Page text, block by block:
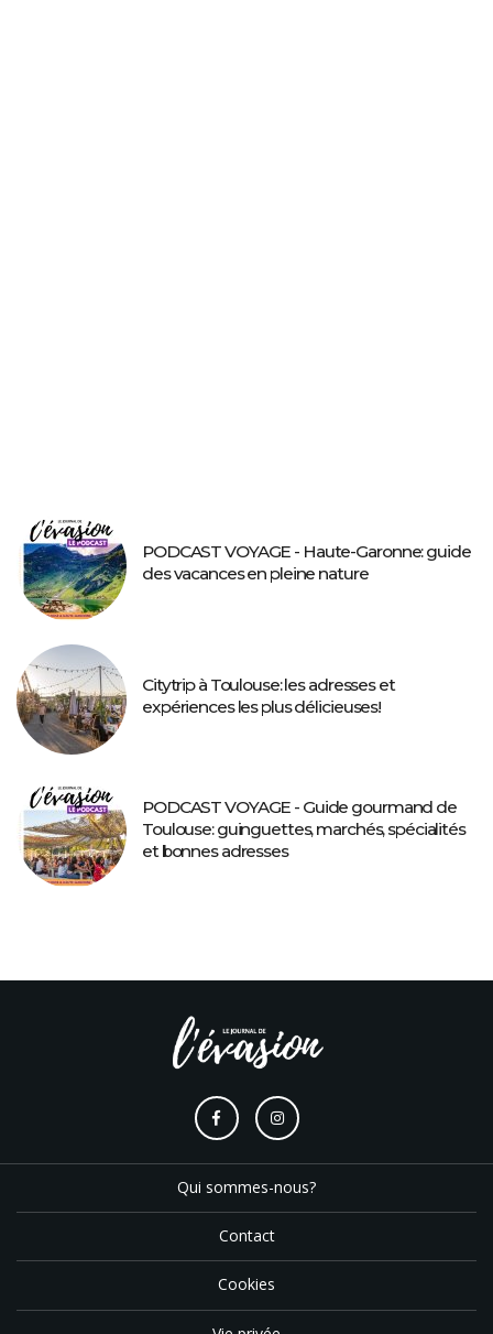
PODCAST VOYAGE - Haute-Garonne: guide
des vacances en pleine nature
Citytrip à Toulouse: les adresses et
expériences les plus délicieuses!
PODCAST VOYAGE - Guide gourmand de
Toulouse: guinguettes, marchés, spécialités
et bonnes adresses
Qui sommes-nous?
Contact
Cookies